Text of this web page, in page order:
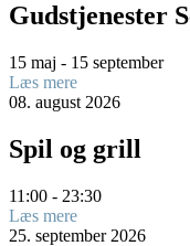
Gudstjenester
15 maj - 15 september
Læs mere
08. august 2026
Spil og grill
11:00 - 23:30
Læs mere
25. september 2026